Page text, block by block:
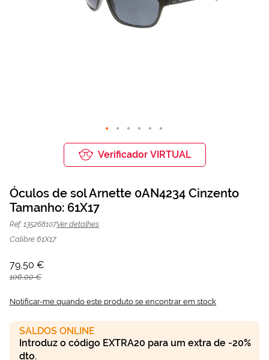
Óculos de sol Arnette 0AN4234
Cinzento | Mais Optica
Galeria
de
imagens
Verificador VIRTUAL
Óculos de sol Arnette 0AN4234 Cinzento
Tamanho: 61X17
Ref: 135268107Ver detalhes
Calibre 61X17
79,50 €
106,00 €
Notificar-me quando este produto se encontrar em stock
SALDOS ONLINE
Introduz o código EXTRA20 para um extra de -20%
dto.